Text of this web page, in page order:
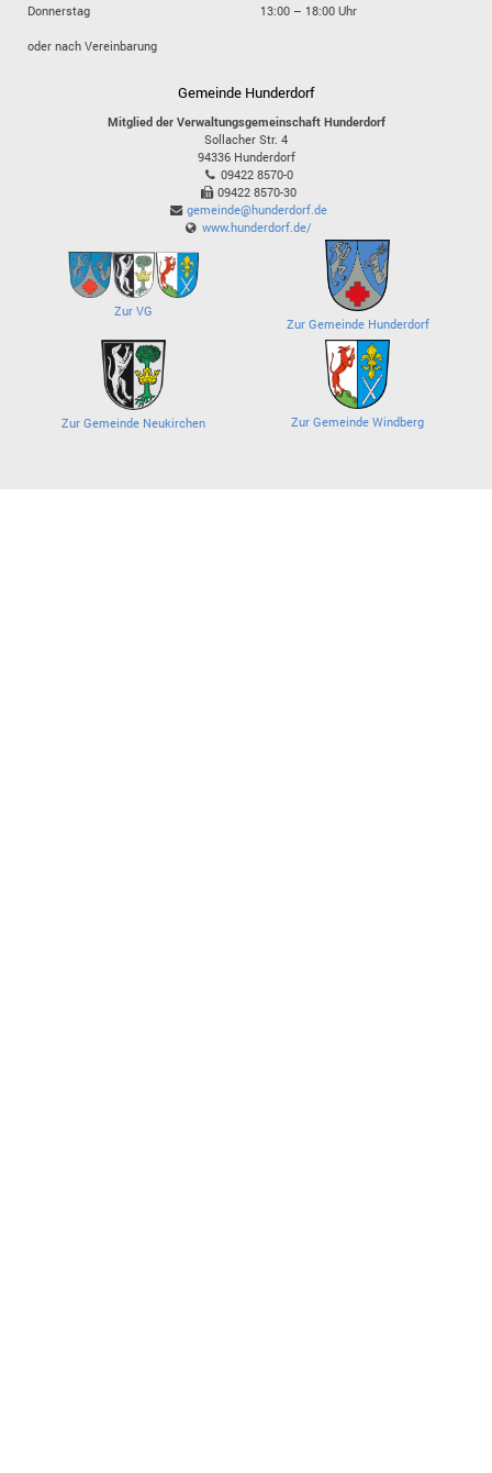
Donnerstag
13:00 – 18:00 Uhr
oder nach Vereinbarung
Gemeinde Hunderdorf
Mitglied der Verwaltungsgemeinschaft Hunderdorf
Sollacher Str. 4
94336 Hunderdorf
09422 8570-0
09422 8570-30
gemeinde@hunderdorf.de
www.hunderdorf.de/
Zur VG
Zur Gemeinde Hunderdorf
Zur Gemeinde Neukirchen Zur Gemeinde Windberg